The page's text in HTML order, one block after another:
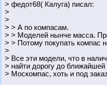
> федот68( Калуга) писал:
>
>
> > А по компасам.
> > Моделей нынче масса.
> > Потому покупать компас
>
> Все эти модели, что в
> найти дорогу до
> Москомпас, хоть и под